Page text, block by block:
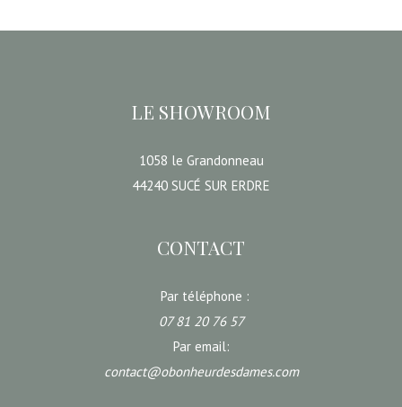
LE SHOWROOM
1058 le Grandonneau
44240 SUCÉ SUR ERDRE
CONTACT
Par téléphone :
07 81 20 76 57
Par email:
contact@obonheurdesdames.com